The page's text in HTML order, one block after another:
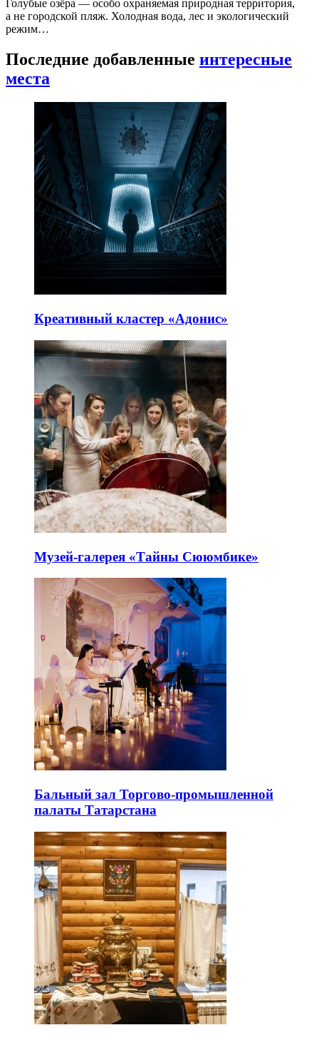
Голубые озёра — особо охраняемая природная территория,
а не городской пляж. Холодная вода, лес и экологический
режим…
Последние добавленные интересные
места
Креативный кластер «Адонис»
Музей-галерея «Тайны Сююмбике»
Бальный зал Торгово-промышленной
палаты Татарстана